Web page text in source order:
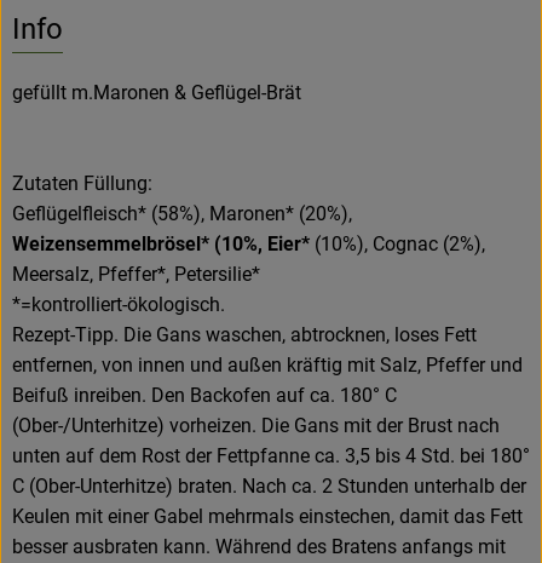
Info
gefüllt m.Maronen & Geflügel-Brät
Zutaten Füllung:
Geflügelfleisch* (58%), Maronen* (20%),
Weizensemmelbrösel* (10%, Eier* (10%), Cognac (2%),
Meersalz, Pfeffer*, Petersilie*
*=kontrolliert-ökologisch.
Rezept-Tipp. Die Gans waschen, abtrocknen, loses Fett
entfernen, von innen und außen kräftig mit Salz, Pfeffer und
Beifuß inreiben. Den Backofen auf ca. 180° C
(Ober-/Unterhitze) vorheizen. Die Gans mit der Brust nach
unten auf dem Rost der Fettpfanne ca. 3,5 bis 4 Std. bei 180°
C (Ober-Unterhitze) braten. Nach ca. 2 Stunden unterhalb der
Keulen mit einer Gabel mehrmals einstechen, damit das Fett
besser ausbraten kann. Während des Bratens anfangs mit